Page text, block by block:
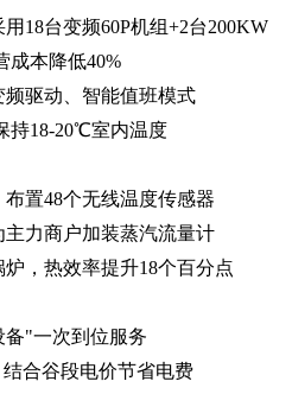
18台变频60P机组+2台200KW
成本降低40%
驱动、智能值班模式
持18-20℃室内温度
置48个无线温度传感器
力商户加装蒸汽流量计
，热效率提升18个百分点
"一次到位服务
合谷段电价节省电费